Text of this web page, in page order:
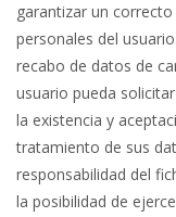
garantizar un
personales del
recabo de datos de
usuario pueda
la existencia y
tratamiento de sus
responsabilidad del
la posibilidad de